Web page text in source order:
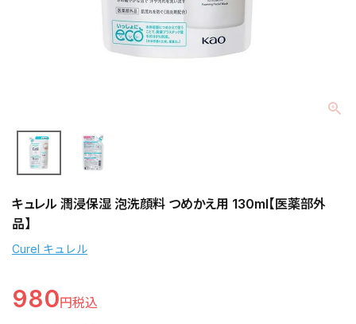
キュレル 潤浸保湿 泡洗顔料 つめかえ用 130ml【医薬部外
品】
Curel キュレル
980